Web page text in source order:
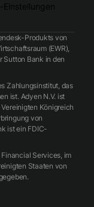
Einstellungen
Produkts von
(EWR),
Sutton Bank in den
Zahlungsinstitut, das
ist. Adyen N.V. ist
Königreich
von
ist ein FDIC-
Services, im
Staaten von